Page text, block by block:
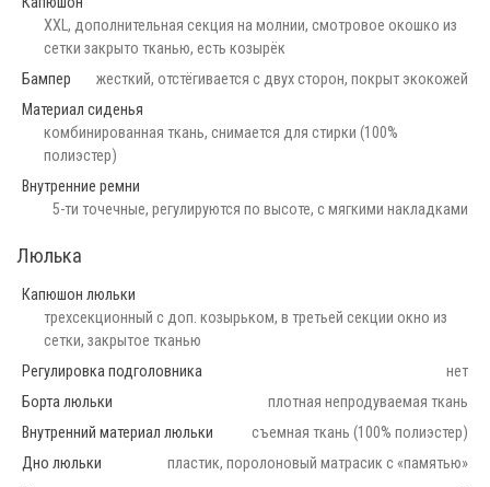
XXL, дополнительная секция на молнии, смотровое окошко из
сетки закрыто тканью, есть козырёк
Бампер
жесткий, отстёгивается с двух сторон, покрыт экокожей
Материал сиденья
комбинированная ткань, снимается для стирки (100%
полиэстер)
Внутренние ремни
5-ти точечные, регулируются по высоте, с мягкими накладками
Люлька
Капюшон люльки
трехсекционный с доп. козырьком, в третьей секции окно из
сетки, закрытое тканью
Регулировка подголовника
нет
Борта люльки
плотная непродуваемая ткань
Внутренний материал люльки
съемная ткань (100% полиэстер)
Дно люльки
пластик, поролоновый матрасик с «памятью»